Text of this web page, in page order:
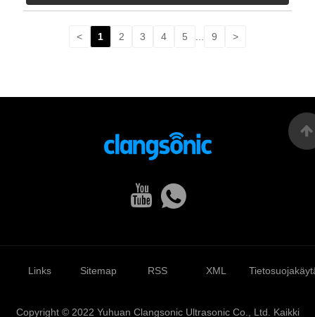
< 1 2 3 4 5 9 >
Links Sitemap RSS XML
Copyright © 2022 Yuhuan Clangsonic Ultrasonic Co., Ltd. Kaikki